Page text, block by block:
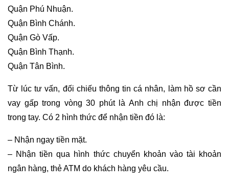
Quận Phú Nhuận.
Quận Bình Chánh.
Quận Gò Vấp.
Quận Bình Thạnh.
Quận Tân Bình.
Từ lúc tư vấn, đối chiếu thông tin cá nhân, làm hồ sơ cần
vay gấp trong vòng 30 phút là Anh chị nhận được tiền
trong tay. Có 2 hình thức để nhận tiền đó là:
– Nhận ngay tiền mặt.
– Nhận tiền qua hình thức chuyển khoản vào tài khoản
ngân hàng, thẻ ATM do khách hàng yêu cầu.